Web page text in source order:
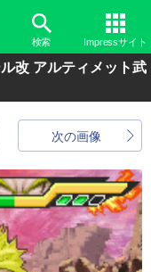
検索 Impressサイト
改 アルティメット武
次の画像